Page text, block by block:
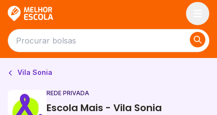
Vila Sonia
REDE PRIVADA
Escola Mais - Vila Sonia